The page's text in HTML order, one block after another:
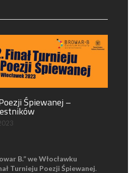
Śpiewanej –
B.” we Włocławku
Turnieju Poezji Śpiewanej.